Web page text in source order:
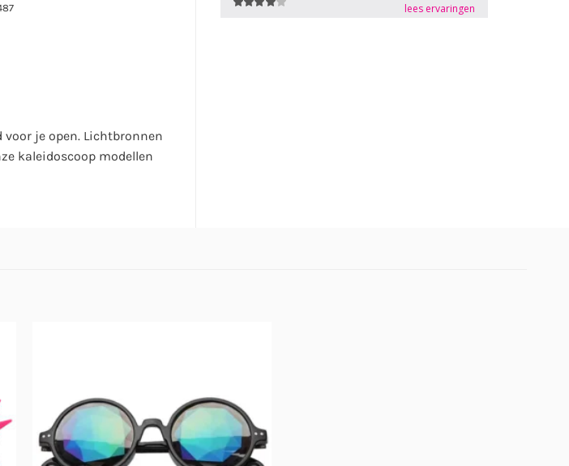
voor je open. Lichtbronnen
kaleidoscoop modellen